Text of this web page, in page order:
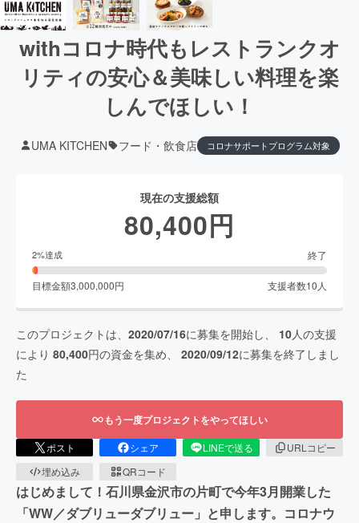
withコロナ時代もレストランクオ
リティの安心＆美味しい料理を楽
しんでほしい！
UMA KITCHEN フード・飲食店 コロナサポートプログラム対象
現在の支援総額
80,400円
2%達成 終了
目標金額3,000,000円 支援者数10 人
このプロジェクトは、 2020/07/16に募集を開始し、 10人の支援
により 80,400円の資金を集め、 2020/09/12に募集を終了しまし
た
もう一度プロジェクトをやってほしい
ポスト シェア LINEで送る
URLコピー
埋め込み
QRコード
はじめまして！石川県金沢市の片町で今年3月開業した
「WW／ダブリューダブリュー」と申します。コロナウ